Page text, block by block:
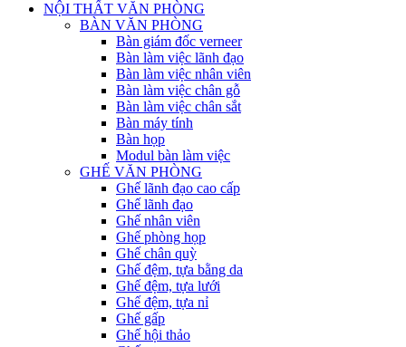
NỘI THẤT VĂN PHÒNG
BÀN VĂN PHÒNG
Bàn giám đốc verneer
Bàn làm việc lãnh đạo
Bàn làm việc nhân viên
Bàn làm việc chân gỗ
Bàn làm việc chân sắt
Bàn máy tính
Bàn họp
Modul bàn làm việc
GHẾ VĂN PHÒNG
Ghế lãnh đạo cao cấp
Ghế lãnh đạo
Ghế nhân viên
Ghế phòng họp
Ghế chân quỳ
Ghế đệm, tựa bằng da
Ghế đệm, tựa lưới
Ghế đệm, tựa nỉ
Ghế gấp
Ghế hội thảo